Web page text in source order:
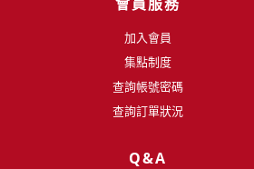
加入會員
集點制度
查詢帳號密碼
查詢訂單狀況
Q&A